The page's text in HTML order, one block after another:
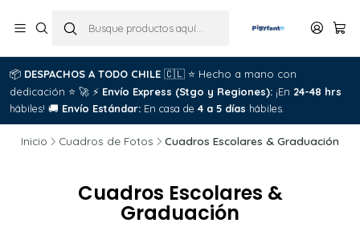
📦 DESPACHOS A TODO CHILE 🇨🇱 ⭐ Hecho a mano con
dedicación ⭐ 🚀 ⚡ Envío Express (Stgo y Regiones): ¡En 24-48 hrs
hábiles! 🚚 Envío Estándar: En casa de 4 a 5 días hábiles.
Inicio Cuadros de Fotos Cuadros Escolares & Graduación
Cuadros Escolares &
Graduación